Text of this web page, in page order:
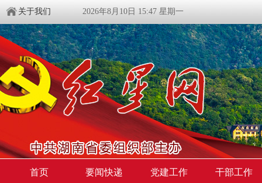
关于我们 2026年8月10日 15:47 星期一
首页 要闻快递 党建工作 干部工作